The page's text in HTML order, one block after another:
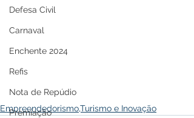
Defesa Civil
Carnaval
Enchente 2024
Refis
Nota de Repúdio
Premiação
Empreendedorismo,Turismo e Inovação